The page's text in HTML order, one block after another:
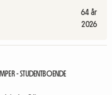
64 år
2026
- STUDENTBOENDE